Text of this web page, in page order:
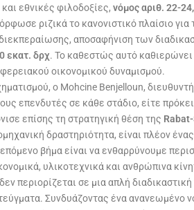
εθνικές φιλοδοξίες, νόμος αριθ. 22-24,
ριζικά το κανονιστικό πλαίσιο
αποσαφήνιση των
εκατ. δρχ. Το καθεστώς αυτό
οικονομικού δυναμισμού.
ο Mohcine Benjelloun,
επενδυτές σε κάθε στάδιο, είτε
επίσης τη στρατηγική θέση της
δραστηριότητα, είναι πλέον
βήμα είναι να ενθαρρύνουμε
υλικοτεχνικά και ανθρώπινα
περιορίζεται σε μια απλή
Συνδυάζοντας ένα ανανεωμένο